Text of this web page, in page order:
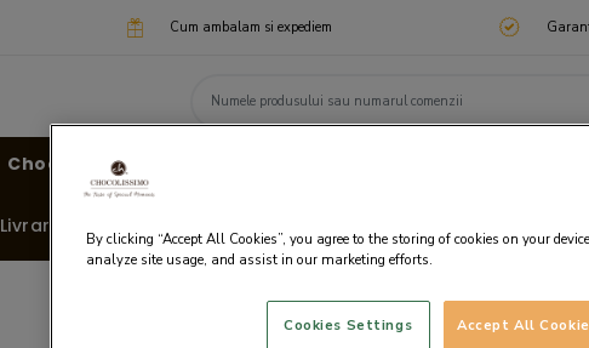
Cum ambalam si expediem
Chocolissimo
Livrare rapida 🚚
By clicking “Accept All Cookies”, you agree to the storing of cookies on your
analyze site usage, and assist in our marketing efforts.
Accept All
Cookies Settings